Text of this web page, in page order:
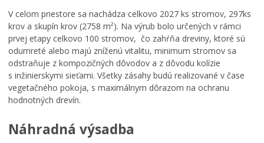
V celom priestore sa nachádza celkovo 2027 ks stromov, 297ks
krov a skupín krov (2758 m²). Na výrub bolo určených v rámci
prvej etapy celkovo 100 stromov, čo zahŕňa dreviny, ktoré sú
odumreté alebo majú zníženú vitalitu, minimum stromov sa
odstraňuje z kompozičných dôvodov a z dôvodu kolízie
s inžinierskymi sieťami. Všetky zásahy budú realizované v čase
vegetačného pokoja, s maximálnym dôrazom na ochranu
hodnotných drevín.
Náhradná výsadba